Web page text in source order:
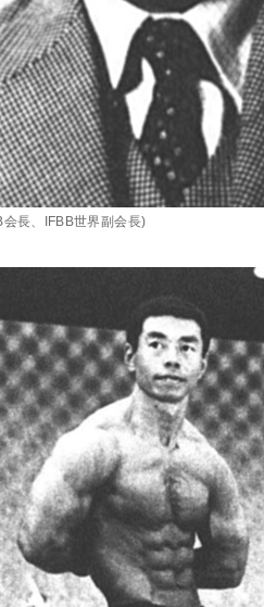
長、IFBB世界副会長)